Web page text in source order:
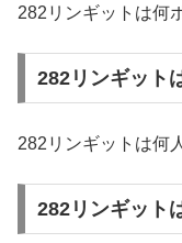
282リンギットは何
282リンギット
282リンギットは何
282リンギット